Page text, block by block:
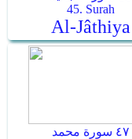
45. Surah
Al-Jâthiya
٤٧ سورة محمد